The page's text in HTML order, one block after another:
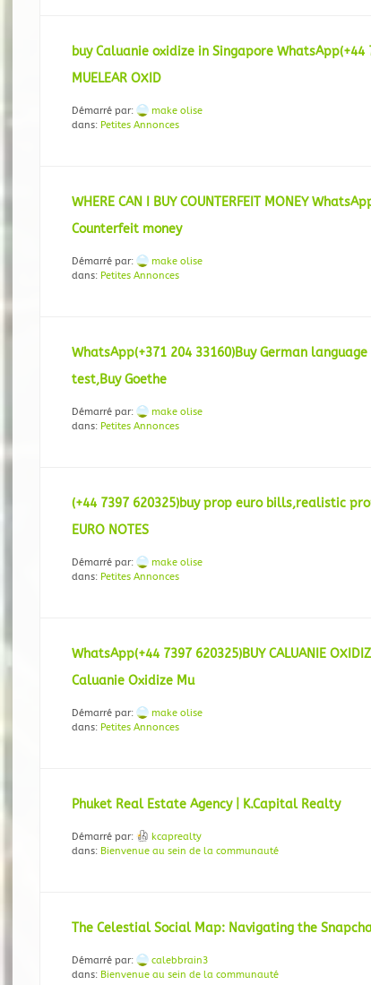
buy Caluanie oxidize in Singapore WhatsApp(+44
MUELEAR OXID
Démarré par:
make olise
dans: Petites Annonces
WHERE CAN I BUY COUNTERFEIT MONEY
Counterfeit money
Démarré par:
make olise
dans: Petites Annonces
WhatsApp(+371 204 33160)Buy German
test,Buy Goethe
Démarré par:
make olise
dans: Petites Annonces
(+44 7397 620325)buy prop euro bills,realistic
EURO NOTES
Démarré par:
make olise
dans: Petites Annonces
WhatsApp(+44 7397 620325)BUY CALUANIE
Caluanie Oxidize Mu
Démarré par:
make olise
dans: Petites Annonces
Phuket Real Estate Agency | K.Capital Realty
Démarré par:
kcaprealty
dans: Bienvenue au sein de la communauté
The Celestial Social Map: Navigating the
Démarré par:
calebbrain3
dans: Bienvenue au sein de la communauté